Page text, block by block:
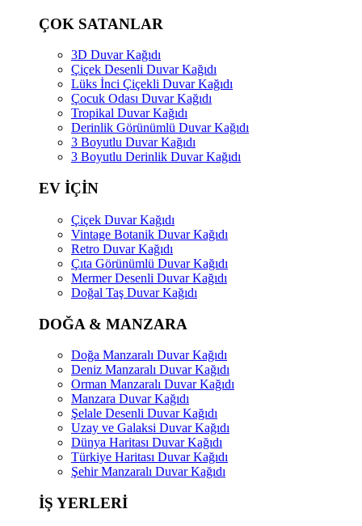
ÇOK SATANLAR
3D Duvar Kağıdı
Çiçek Desenli Duvar Kağıdı
Lüks İnci Çiçekli Duvar Kağıdı
Çocuk Odası Duvar Kağıdı
Tropikal Duvar Kağıdı
Derinlik Görünümlü Duvar Kağıdı
3 Boyutlu Duvar Kağıdı
3 Boyutlu Derinlik Duvar Kağıdı
EV İÇİN
Çiçek Duvar Kağıdı
Vintage Botanik Duvar Kağıdı
Retro Duvar Kağıdı
Çıta Görünümlü Duvar Kağıdı
Mermer Desenli Duvar Kağıdı
Doğal Taş Duvar Kağıdı
DOĞA & MANZARA
Doğa Manzaralı Duvar Kağıdı
Deniz Manzaralı Duvar Kağıdı
Orman Manzaralı Duvar Kağıdı
Manzara Duvar Kağıdı
Şelale Desenli Duvar Kağıdı
Uzay ve Galaksi Duvar Kağıdı
Dünya Haritası Duvar Kağıdı
Türkiye Haritası Duvar Kağıdı
Şehir Manzaralı Duvar Kağıdı
İŞ YERLERİ